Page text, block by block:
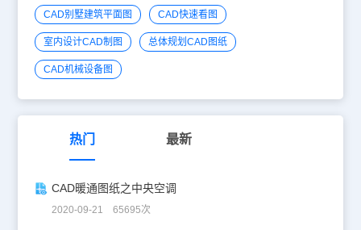
CAD别墅建筑平面图 CAD快速看图
室内设计CAD制图 总体规划CAD图纸
CAD机械设备图
热门 最新
CAD暖通图纸之中央空调
2020-09-21 65695次